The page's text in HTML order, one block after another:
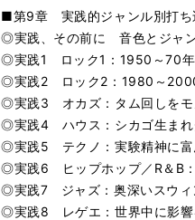
■第9章 実践的ジャンル別打ち
◎実践、その前に 音色とジャ
◎実践1 ロック1：1950～70年
◎実践2 ロック2：1980～2000
◎実践3 オカズ：タム回しをモ
◎実践4 ハウス：シカゴ生まれ
◎実践5 テクノ：実験精神に富
◎実践6 ヒップホップ／R＆B
◎実践7 ジャズ：奥深いスウィ
◎実践8 レゲエ：世界中に影響